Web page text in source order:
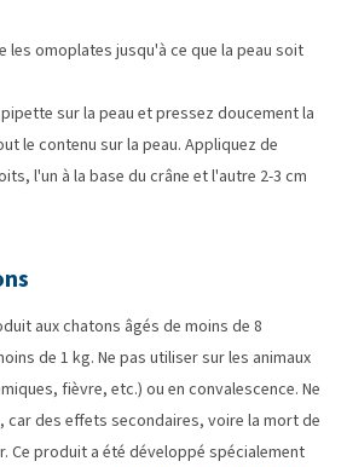
les omoplates jusqu'à ce que la peau soit
sur la peau et pressez doucement la
le contenu sur la peau. Appliquez de
l'un à la base du crâne et l'autre 2-3 cm
aux chatons âgés de moins de 8
de 1 kg. Ne pas utiliser sur les animaux
fièvre, etc.) ou en convalescence. Ne
car des effets secondaires, voire la mort de
Ce produit a été développé spécialement